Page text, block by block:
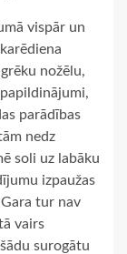
vispār un
nožēlu,
parādības
nedz
soli uz labāku
izpaužas
tur nav
vairs
surogātu